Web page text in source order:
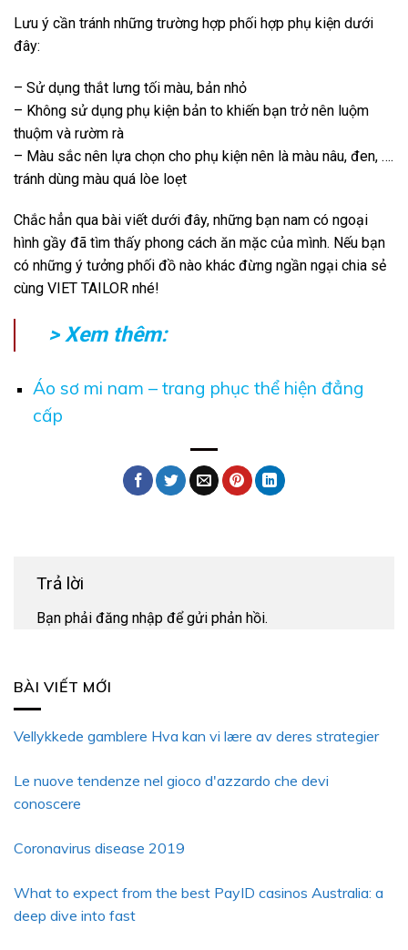
BÀI VIẾT MỚI
Vellykkede gamblere Hva kan vi lære av deres strategier
Le nuove tendenze nel gioco d'azzardo che devi
conoscere
Coronavirus disease 2019
What to expect from the best PayID casinos Australia: a
deep dive into fast
Lưu ý cần tránh những trường hợp phối hợp phụ kiện dưới
đây:
– Sử dụng thắt lưng tối màu, bản nhỏ
– Không sử dụng phụ kiện bản to khiến bạn trở nên luộm
thuộm và rườm rà
– Màu sắc nên lựa chọn cho phụ kiện nên là màu nâu, đen, ….
tránh dùng màu quá lòe loẹt
Chắc hẳn qua bài viết dưới đây, những bạn nam có ngoại
hình gầy đã tìm thấy phong cách ăn mặc của mình. Nếu bạn
có những ý tưởng phối đồ nào khác đừng ngần ngại chia sẻ
cùng VIET TAILOR nhé!
> Xem thêm:
Áo sơ mi nam – trang phục thể hiện đẳng
cấp
Trả lời
Bạn phải đăng nhập để gửi phản hồi.